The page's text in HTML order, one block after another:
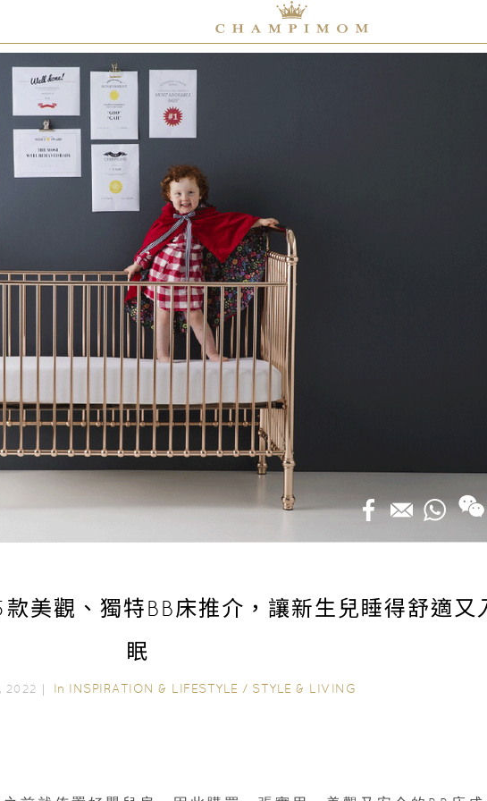
美觀、獨特BB床推介，讓新生兒睡得舒適又
眠
2022｜ In INSPIRATION & LIFESTYLE / STYLE & LIVING